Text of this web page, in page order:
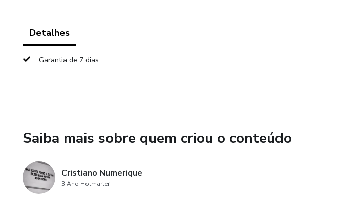
Detalhes
Garantia de 7 dias
Saiba mais sobre quem criou o conteúdo
Cristiano Numerique
3 Ano Hotmarter